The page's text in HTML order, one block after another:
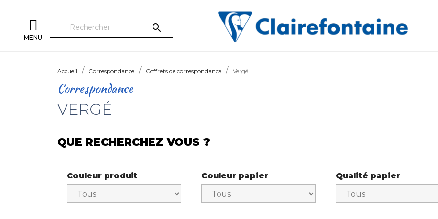
MENU
search
Accueil Correspondance Coffrets de correspondance Vergé
Correspondance
VERGÉ
QUE RECHERCHEZ VOUS ?
Couleur produit Couleur papier Qualité papier